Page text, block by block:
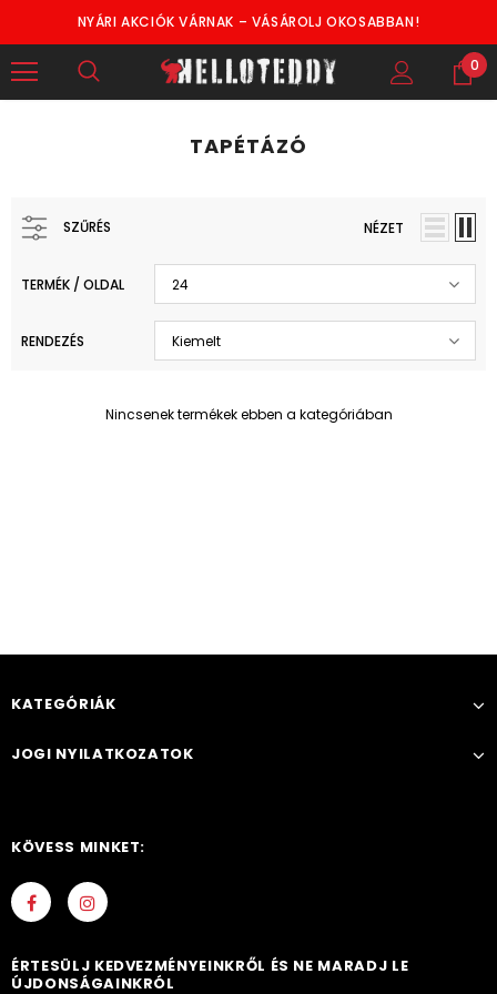
NYÁRI AKCIÓK VÁRNAK – VÁSÁROLJ OKOSABBAN!
0
TAPÉTÁZÓ
SZŰRÉS NÉZET
TERMÉK / OLDAL 24
RENDEZÉS Kiemelt
Nincsenek termékek ebben a kategóriában
KATEGÓRIÁK
JOGI NYILATKOZATOK
KÖVESS MINKET:
ÉRTESÜLJ KEDVEZMÉNYEINKRŐL ÉS NE MARADJ LE
ÚJDONSÁGAINKRÓL